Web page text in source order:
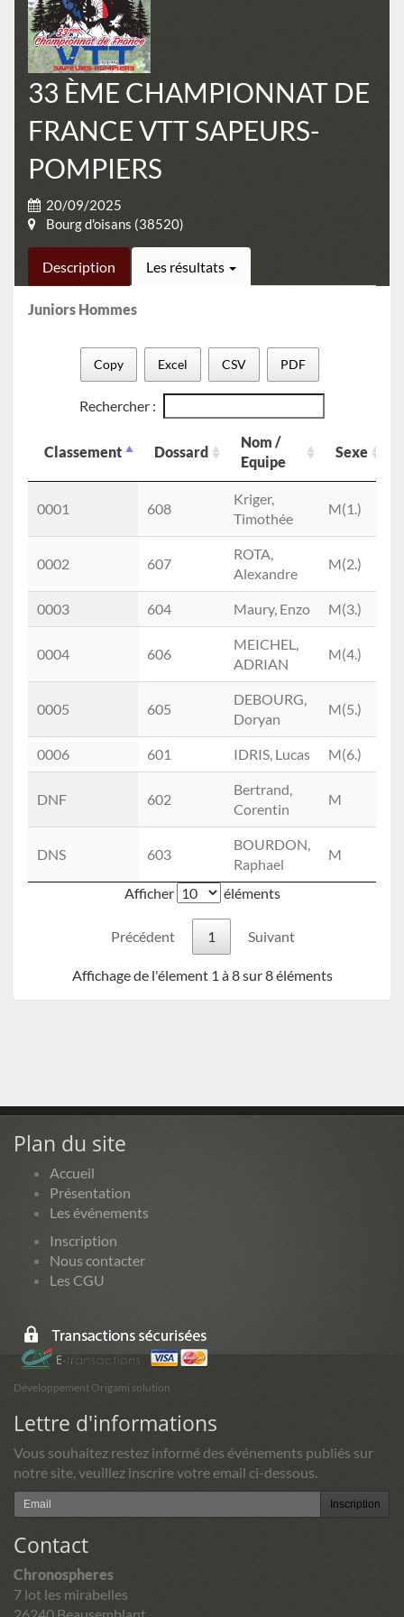
33 ÈME CHAMPIONNAT DE
FRANCE VTT SAPEURS-
POMPIERS
20/09/2025
Bourg d'oisans (38520)
Description Les résultats
Juniors Hommes
Copy Excel CSV PDF
Rechercher :
Classement Dossard
Nom /
Equipe
Sexe
Nom /
Equipe
0001
608
Kriger,
Timothée
M(1.)
0002 607
ROTA,
Alexandre
M(2.)
0003 604 Maury, Enzo M(3.)
0004 606
MEICHEL,
ADRIAN
M(4.)
0005 605
DEBOURG,
Doryan
M(5.)
0006 601 IDRIS, Lucas M(6.)
DNF 602
Bertrand,
Corentin
M
DNS 603
BOURDON,
Raphael
M
Afficher éléments
Précédent 1 Suivant
Affichage de l'élement 1 à 8 sur 8 éléments
Plan du site
Accueil
Présentation
Les événements
Inscription
Nous contacter
Les CGU
Développement Origami solution
Lettre d'informations
Vous souhaitez restez informé des événements publiés sur
notre site, veuillez inscrire votre email ci-dessous.
Inscription
Contact
Chronospheres
7 lot les mirabelles